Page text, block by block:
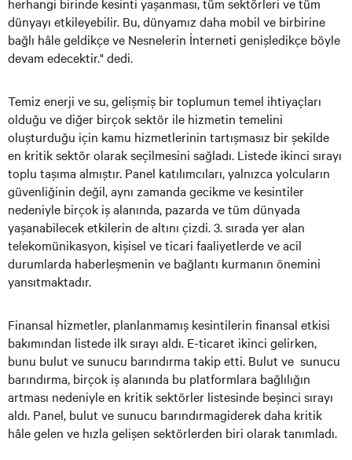
dünyayı etkileyebilir. Bu, dünyamız daha mobil ve birbirine
bağlı hâle geldikçe ve Nesnelerin İnterneti genişledikçe böyle
devam edecektir." dedi.
Temiz enerji ve su, gelişmiş bir toplumun temel ihtiyaçları
olduğu ve diğer birçok sektör ile hizmetin temelini
oluşturduğu için kamu hizmetlerinin tartışmasız bir şekilde
en kritik sektör olarak seçilmesini sağladı. Listede ikinci sırayı
toplu taşıma almıştır. Panel katılımcıları, yalnızca yolcuların
güvenliğinin değil, aynı zamanda gecikme ve kesintiler
nedeniyle birçok iş alanında, pazarda ve tüm dünyada
yaşanabilecek etkilerin de altını çizdi. 3. sırada yer alan
telekomünikasyon, kişisel ve ticari faaliyetlerde ve acil
durumlarda haberleşmenin ve bağlantı kurmanın önemini
yansıtmaktadır.
Finansal hizmetler, planlanmamış kesintilerin finansal etkisi
bakımından listede ilk sırayı aldı. E-ticaret ikinci gelirken,
bunu bulut ve sunucu barındırma takip etti. Bulut ve sunucu
barındırma, birçok iş alanında bu platformlara bağlılığın
artması nedeniyle en kritik sektörler listesinde beşinci sırayı
aldı. Panel, bulut ve sunucu barındırmagiderek daha kritik
hâle gelen ve hızla gelişen sektörlerden biri olarak tanımladı.